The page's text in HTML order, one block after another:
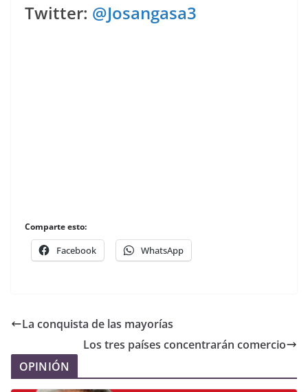
Twitter: @Josangasa3
Comparte esto:
Facebook WhatsApp
La conquista de las mayorías
Los tres países concentrarán comercio
OPINIÓN